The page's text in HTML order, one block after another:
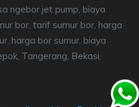
ngebor jet pump, biaya
bor, tarif sumur bor, harga
harga bor sumur, biaya
Tangerang, Bekasi.